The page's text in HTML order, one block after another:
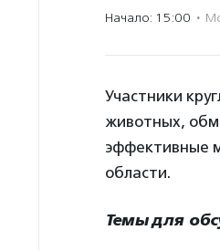
Начало: 15:00 ·
Участники
животных,
эффективные
области.
Темы для